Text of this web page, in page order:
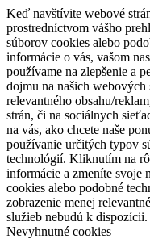
Keď navštívite webové
prostredníctvom vášho
súborov cookies alebo
informácie o vás, vašom
používame na zlepšenie a
dojmu na našich webových
relevantného obsahu/
strán, či na sociálnych
na vás, ako chcete naše
používanie určitých typov
technológií. Kliknutím na
informácie a zmeníte svoje
cookies alebo podobné
zobrazenie menej
služieb nebudú k dispozícii.
Nevyhnutné cookies